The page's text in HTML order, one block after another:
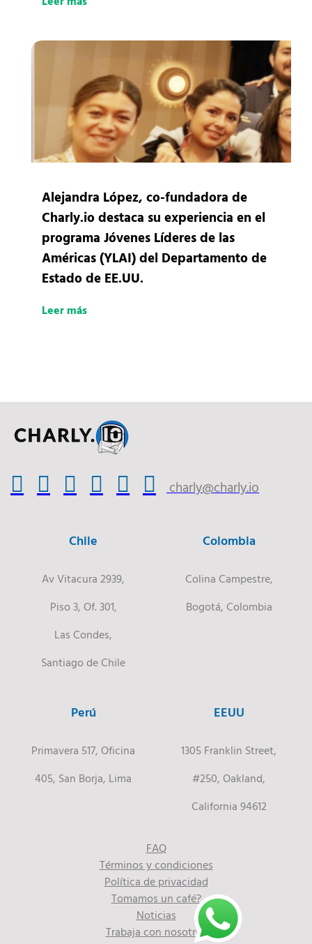
Alejandra López, co-fundadora de
Charly.io destaca su experiencia en el
programa Jóvenes Líderes de las
Américas (YLAI) del Departamento de
Estado de EE.UU.
Leer más
charly@charly.io
Chile
Av Vitacura 2939,
Piso 3, Of. 301,
Las Condes,
Santiago de Chile
Colombia
Colina Campestre,
Bogotá, Colombia
Perú
Primavera 517, Oficina
405, San Borja, Lima
EEUU
1305 Franklin Street,
#250, Oakland,
California 94612
FAQ
Términos y condiciones
Política de privacidad
Tomamos un café?
Noticias
Trabaja con nosotros